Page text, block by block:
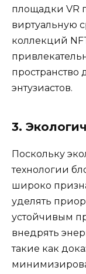
площадки VR
виртуальную
коллекций
пространство
энтузиастов.
3.
Поскольку
технологии
широко
уделять
устойчивым
внедрять
такие как